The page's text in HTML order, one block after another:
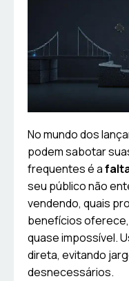
No mundo dos
podem sabotar
frequentes é a
seu público não
vendendo, quais
benefícios
quase impossível.
direta, evitando
desnecessários.